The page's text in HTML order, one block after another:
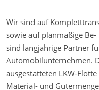
Wir sind auf
sowie auf planmäßige
sind langjährige Partner
Automobilunternehmen.
ausgestatteten LKW-
Material- und